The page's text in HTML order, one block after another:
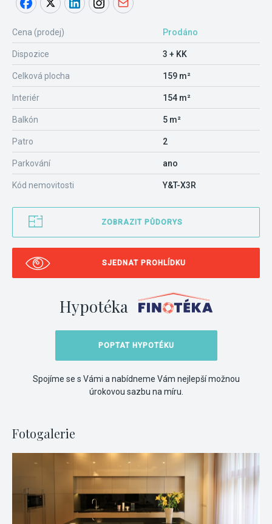
Cena (prodej) Prodáno
Dispozice 3 + KK
Celková plocha 159 m²
Interiér 154 m²
Balkón 5 m²
Patro 2
Parkování ano
Kód nemovitosti Y&T-X3R
ZOBRAZIT PŮDORYS
SJEDNAT PROHLÍDKU
Hypotéka
POPTAT HYPOTÉKU
Spojíme se s Vámi a nabídneme Vám nejlepší možnou
úrokovou sazbu na míru.
Fotogalerie